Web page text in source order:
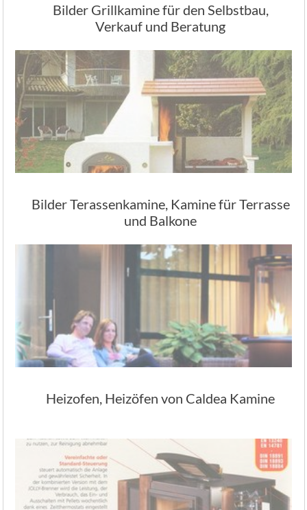
Bilder Grillkamine für den Selbstbau,
Verkauf und Beratung
Bilder Terassenkamine, Kamine für Terrasse
und Balkone
Heizofen, Heizöfen von Caldea Kamine